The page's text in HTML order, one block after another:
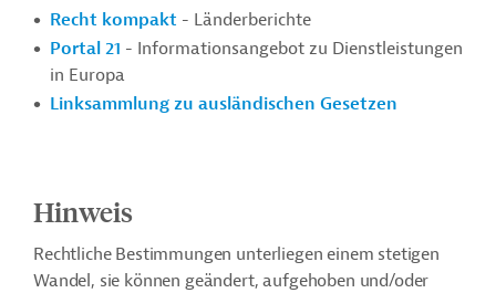
Recht kompakt - Länderberichte
Portal 21 - Informationsangebot zu Dienstleistungen
in Europa
Linksammlung zu ausländischen Gesetzen
Hinweis
Rechtliche Bestimmungen unterliegen einem stetigen
Wandel, sie können geändert, aufgehoben und/oder